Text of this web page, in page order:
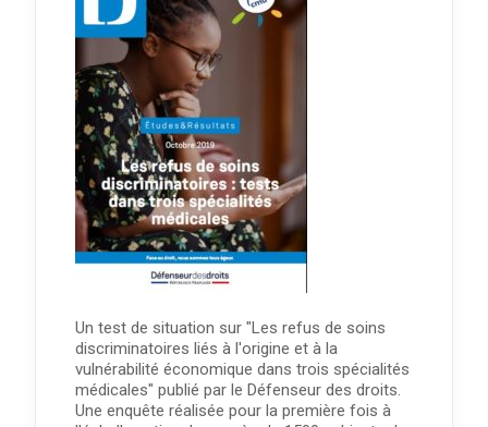
Un test de situation sur "Les refus de soins
discriminatoires liés à l'origine et à la
vulnérabilité économique dans trois spécialités
médicales" publié par le Défenseur des droits.
Une enquête réalisée pour la première fois à